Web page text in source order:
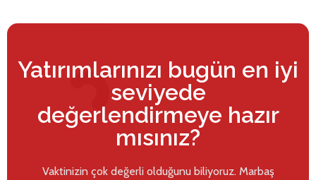
Yatırımlarınızı bugün en iyi
seviyede
değerlendirmeye hazır
mısınız?
Vaktinizin çok değerli olduğunu biliyoruz. Marbaş